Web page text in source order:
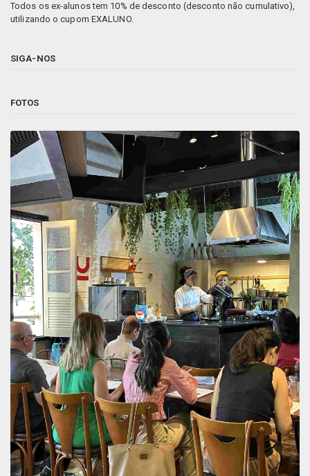
Todos os ex-alunos tem 10% de desconto (desconto não cumulativo),
utilizando o cupom EXALUNO.
SIGA-NOS
FOTOS